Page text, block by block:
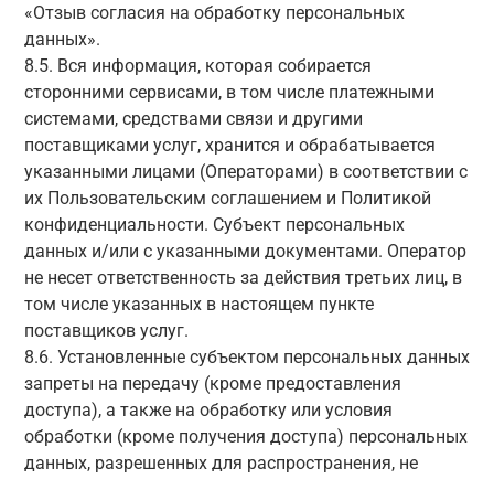
«Отзыв согласия на обработку персональных
данных».
8.5. Вся информация, которая собирается
сторонними сервисами, в том числе платежными
системами, средствами связи и другими
поставщиками услуг, хранится и обрабатывается
указанными лицами (Операторами) в соответствии с
их Пользовательским соглашением и Политикой
конфиденциальности. Субъект персональных
данных и/или с указанными документами. Оператор
не несет ответственность за действия третьих лиц, в
том числе указанных в настоящем пункте
поставщиков услуг.
8.6. Установленные субъектом персональных данных
запреты на передачу (кроме предоставления
доступа), а также на обработку или условия
обработки (кроме получения доступа) персональных
данных, разрешенных для распространения, не